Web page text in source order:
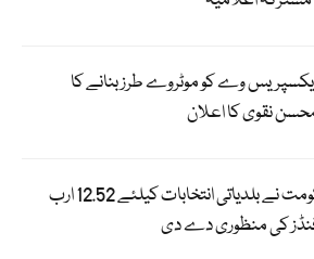
ایکسپریس وے کو موٹروے طرز بنانے کا
نقوی کا اعلان
پنجاب حکومت نے بلدیاتی انتخابات کیلئے 12.52 ارب
کی منظوری دے دی